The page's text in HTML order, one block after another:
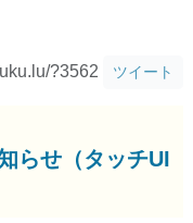
?3562 ツイート
らせ（タッチUI